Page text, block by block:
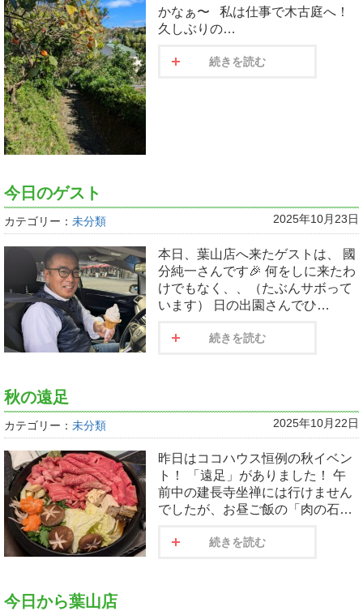
かなぁ〜 私は仕事で木古庭へ！
久しぶりの…
続きを読む
今日のゲスト
カテゴリー： 未分類 2025年10月23日
本日、葉山店へ来たゲストは、 國
分純一さんです🎉 何をしに来たわ
けでもなく、、（たぶんサボって
います） 日の出園さんでひ…
続きを読む
秋の遠足
カテゴリー： 未分類 2025年10月22日
昨日はココハウス恒例の秋イベン
ト！ 「遠足」がありました！ 午
前中の建長寺坐禅には行けません
でしたが、お昼ご飯の「肉の石…
続きを読む
今日から葉山店